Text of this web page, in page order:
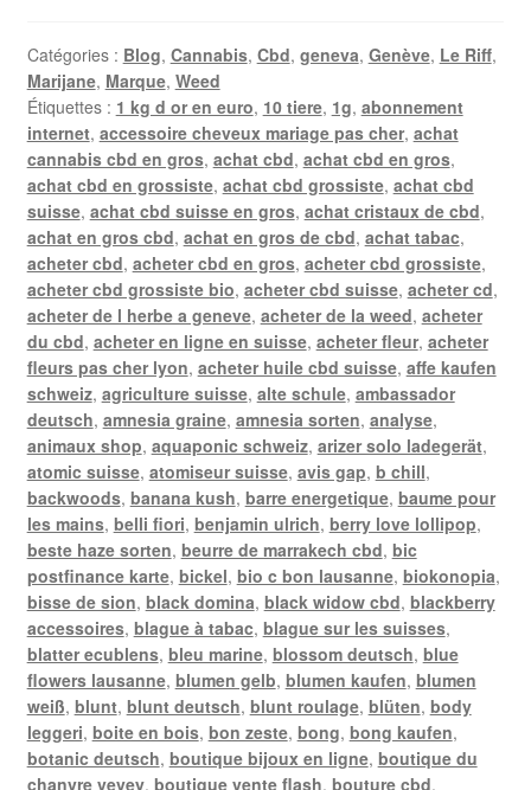
Catégories : Blog, Cannabis, Cbd, geneva, Genève, Le Riff,
Marijane, Marque, Weed
Étiquettes : 1 kg d or en euro, 10 tiere, 1g, abonnement
internet, accessoire cheveux mariage pas cher, achat
cannabis cbd en gros, achat cbd, achat cbd en gros,
achat cbd en grossiste, achat cbd grossiste, achat cbd
suisse, achat cbd suisse en gros, achat cristaux de cbd,
achat en gros cbd, achat en gros de cbd, achat tabac,
acheter cbd, acheter cbd en gros, acheter cbd grossiste,
acheter cbd grossiste bio, acheter cbd suisse, acheter cd,
acheter de l herbe a geneve, acheter de la weed, acheter
du cbd, acheter en ligne en suisse, acheter fleur, acheter
fleurs pas cher lyon, acheter huile cbd suisse, affe kaufen
schweiz, agriculture suisse, alte schule, ambassador
deutsch, amnesia graine, amnesia sorten, analyse,
animaux shop, aquaponic schweiz, arizer solo ladegerät,
atomic suisse, atomiseur suisse, avis gap, b chill,
backwoods, banana kush, barre energetique, baume pour
les mains, belli fiori, benjamin ulrich, berry love lollipop,
beste haze sorten, beurre de marrakech cbd, bic
postfinance karte, bickel, bio c bon lausanne, biokonopia,
bisse de sion, black domina, black widow cbd, blackberry
accessoires, blague à tabac, blague sur les suisses,
blatter ecublens, bleu marine, blossom deutsch, blue
flowers lausanne, blumen gelb, blumen kaufen, blumen
weiß, blunt, blunt deutsch, blunt roulage, blüten, body
leggeri, boite en bois, bon zeste, bong, bong kaufen,
botanic deutsch, boutique bijoux en ligne, boutique du
chanvre vevey, boutique vente flash, bouture cbd,